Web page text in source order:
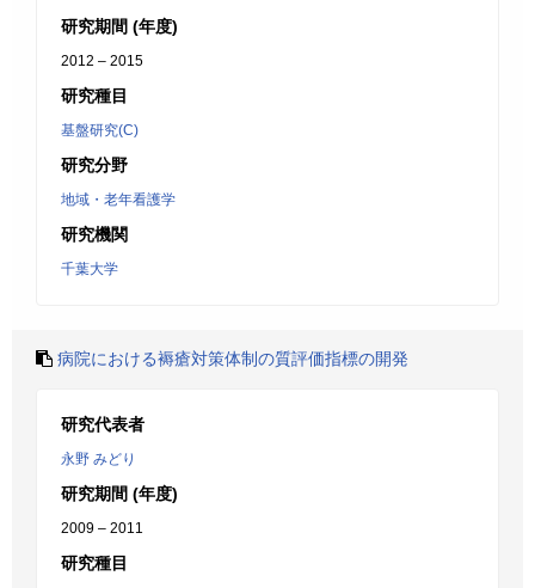
研究期間 (年度)
2012 – 2015
研究種目
基盤研究(C)
研究分野
地域・老年看護学
研究機関
千葉大学
病院における褥瘡対策体制の質評価指標の開発
研究代表者
永野 みどり
研究期間 (年度)
2009 – 2011
研究種目